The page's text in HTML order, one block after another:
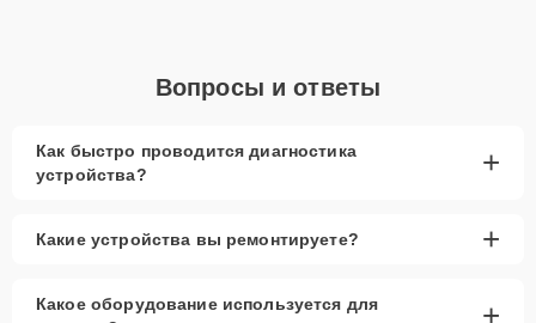
Вопросы и ответы
Как быстро проводится диагностика
устройства?
+
Какие устройства вы ремонтируете? +
Какое оборудование используется для
+